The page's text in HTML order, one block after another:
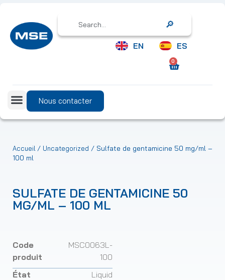
Search
EN ES
0
Nous contacter
Accueil / Uncategorized / Sulfate de gentamicine 50 mg/ml –
100 ml
SULFATE DE GENTAMICINE 50
MG/ML – 100 ML
Code
produit
MSC0063L-
100
État
Liquid